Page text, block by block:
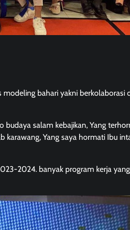
modeling bahari yakni berkolaborasi
salam kebajikan, Yang
karawang, Yang saya hormati Ibu
2024. banyak program kerja